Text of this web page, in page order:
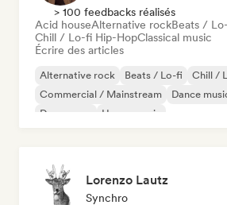
> 100 feedbacks réalisés
Acid houseAlternative rockBeats /
Chill / Lo-fi Hip-HopClassical music
Écrire des articles
Alternative rock Beats / Lo-fi
Chill /
Commercial / Mainstream
Dance
Dream pop
House music
Lorenzo Lautz
Synchro